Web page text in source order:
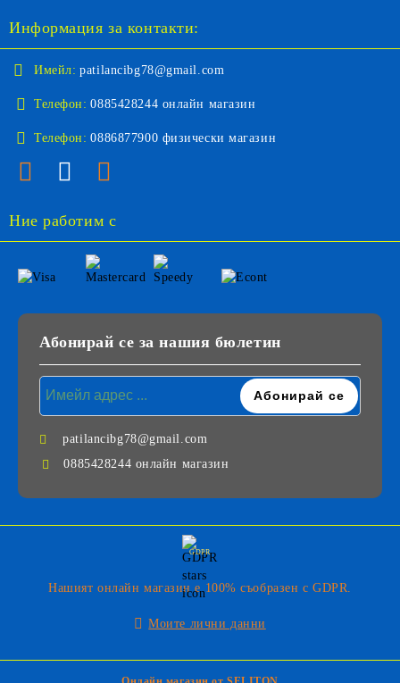
Информация за контакти:
Имейл: patilancibg78@gmail.com
Телефон: 0885428244 онлайн магазин
Телефон: 0886877900 физически магазин
Ние работим с
Абонирай се за нашия бюлетин
patilancibg78@gmail.com
0885428244 онлайн магазин
GDPR
Нашият онлайн магазин е 100% съобразен с GDPR.
Моите лични данни